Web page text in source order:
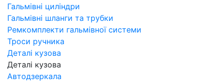
Гальмівні циліндри
Гальмівні шланги та трубки
Ремкомплекти гальмівної системи
Троси ручника
Деталі кузова
Деталі кузова
Автодзеркала